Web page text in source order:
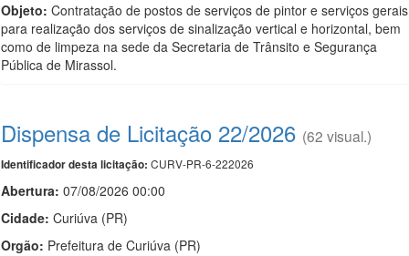
Objeto: Contratação de postos de serviços de pintor e serviços gerais
para realização dos serviços de sinalização vertical e horizontal, bem
como de limpeza na sede da Secretaria de Trânsito e Segurança
Pública de Mirassol.
Dispensa de Licitação 22/2026 (62 visual.)
Identificador desta licitação: CURV-PR-6-222026
Abertura: 07/08/2026 00:00
Cidade: Curiúva (PR)
Orgão: Prefeitura de Curiúva (PR)